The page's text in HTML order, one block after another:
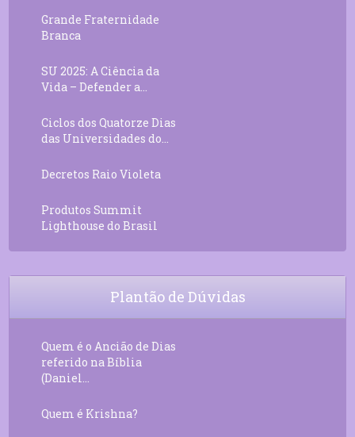
Grande Fraternidade
Branca
SU 2025: A Ciência da
Vida – Defender a...
Ciclos dos Quatorze Dias
das Universidades do...
Decretos Raio Violeta
Produtos Summit
Lighthouse do Brasil
Plantão de Dúvidas
Quem é o Ancião de Dias
referido na Bíblia
(Daniel...
Quem é Krishna?